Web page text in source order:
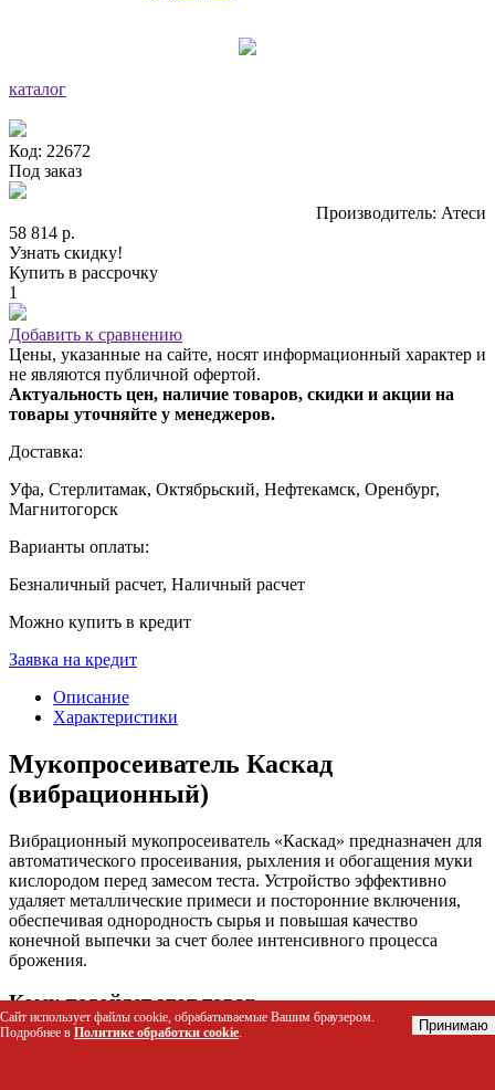
каталог
Код: 22672
Под заказ
Производитель: Атеси
58 814 р.
Узнать скидку!
Купить в рассрочку
1
Добавить к сравнению
Цены, указанные на сайте, носят информационный характер и
не являются публичной офертой.
Актуальность цен, наличие товаров, скидки и акции на
товары уточняйте у менеджеров.
Доставка:
Уфа, Стерлитамак, Октябрьский, Нефтекамск, Оренбург,
Магнитогорск
Варианты оплаты:
Безналичный расчет, Наличный расчет
Можно купить в кредит
Заявка на кредит
Описание
Характеристики
Мукопросеиватель Каскад
(вибрационный)
Вибрационный мукопросеиватель «Каскад» предназначен для
автоматического просеивания, рыхления и обогащения муки
кислородом перед замесом теста. Устройство эффективно
удаляет металлические примеси и посторонние включения,
обеспечивая однородность сырья и повышая качество
конечной выпечки за счет более интенсивного процесса
брожения.
Кому подойдет этот товар
Пекарни и кондитерские цеха среднего масштаба
Сайт использует файлы cookie, обрабатываемые Вашим браузером.
Подробнее в Политике обработки cookie. Принимаю